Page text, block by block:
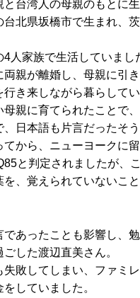
と台湾人の母親のもとに
台北県坂橋市で生まれ、
4人家族で生活していまし
両親が離婚し、母親に引き
行き来しながら暮らして
母親に育てられたことで
、日本語も片言だったそう
てから、ニューヨークに
と判定されましたが、
を、覚えられていないこ
であったことも影響し、
した渡辺直美さん。
失敗してしまい、ファミ
していました。